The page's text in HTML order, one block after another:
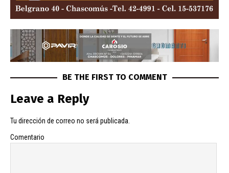
BE THE FIRST TO COMMENT
Leave a Reply
Tu dirección de correo no será publicada.
Comentario